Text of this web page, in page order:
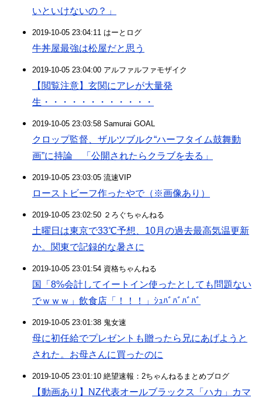
いといけないの？」
2019-10-05 23:04:11 はーとログ
牛丼屋最強は松屋だと思う
2019-10-05 23:04:00 アルファルファモザイク
【閲覧注意】玄関にアレが大量発
生・・・・・・・・・・・・
2019-10-05 23:03:58 Samurai GOAL
クロップ監督、ザルツブルク“ハーフタイム鼓舞動
画”に持論 「公開されたらクラブを去る」
2019-10-05 23:03:05 流速VIP
ローストビーフ作ったやで（※画像あり）
2019-10-05 23:02:50 ２ろぐちゃんねる
土曜日は東京で33℃予想、10月の過去最高気温更新
か。関東で記録的な暑さに
2019-10-05 23:01:54 資格ちゃんねる
国「8%会計してイートイン使ったとしても問題ない
でｗｗｗ」飲食店「！！！」ｼｭﾊﾞﾊﾞﾊﾞﾊﾞ
2019-10-05 23:01:38 鬼女速
母に初任給でプレゼントも贈ったら兄にあげようと
された。お母さんに買ったのに
2019-10-05 23:01:10 絶望速報：2ちゃんねるまとめブログ
【動画あり】NZ代表オールブラックス「ハカ」カマ